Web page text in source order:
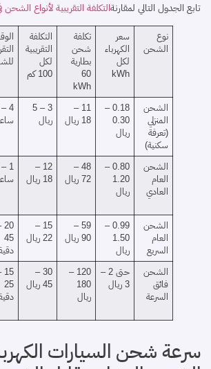
تابع الجدول التالي لمقارنةالتكلفة التقريبية لأنواع
نوع
الشحن
سعر
الكهرباء
لكل
kWh
تكلفة
شحن
بطارية
60
kWh
التكلفة
التقريبية
لكل
100 كم
الشحن
المنزلي
(تعرفة
سكنية)
0.18 –
0.30
ريال
11 –
18 ريال
3 – 5
ريال
الشحن
العام
العادي
0.80 –
1.20
ريال
48 –
72 ريال
12 –
18 ريال
الشحن
العام
السريع
0.99 –
1.50
ريال
59 –
90 ريال
15 –
22 ريال
45
الشحن
فائق
السرعة
حتى 2 –
3 ريال
120 –
180
ريال
30 –
45 ريال
25
سرعة شحن السيارات